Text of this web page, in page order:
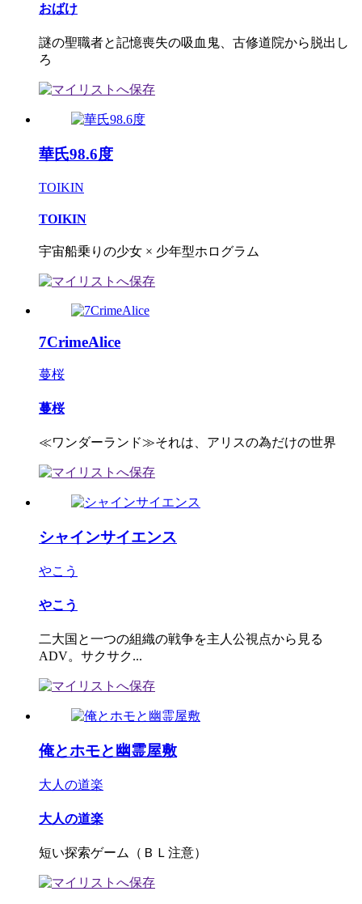
おばけ
謎の聖職者と記憶喪失の吸血鬼、古修道院から脱出し
ろ
華氏98.6度
TOIKIN
TOIKIN
宇宙船乗りの少女 × 少年型ホログラム
7CrimeAlice
蔓桜
蔓桜
≪ワンダーランド≫それは、アリスの為だけの世界
シャインサイエンス
やこう
やこう
二大国と一つの組織の戦争を主人公視点から見る
ADV。サクサク...
俺とホモと幽霊屋敷
大人の道楽
大人の道楽
短い探索ゲーム（ＢＬ注意）